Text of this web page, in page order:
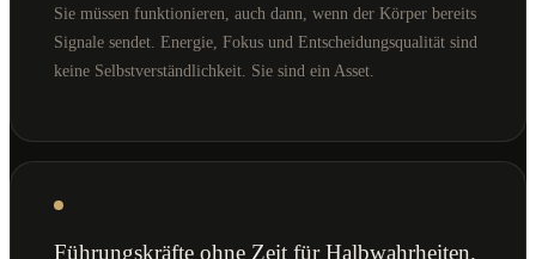
Sie müssen funktionieren, auch dann, wenn der Körper bereits
Signale sendet. Energie, Fokus und Entscheidungsqualität sind
keine Selbstverständlichkeit. Sie sind ein Asset.
Führungskräfte ohne Zeit für Halbwahrheiten.